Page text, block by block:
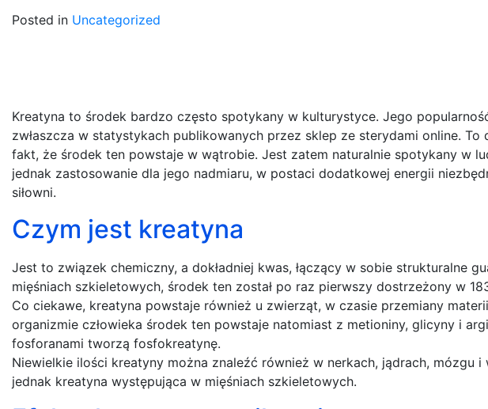
Posted in Uncategorized
Kreatyna to środek bardzo często spotykany w kulturystyce. Jego
zwłaszcza w statystykach publikowanych przez sklep ze sterydami online.
fakt, że środek ten powstaje w wątrobie. Jest zatem naturalnie spotykany w
jednak zastosowanie dla jego nadmiaru, w postaci dodatkowej energii
siłowni.
Czym jest kreatyna
Jest to związek chemiczny, a dokładniej kwas, łączący w sobie strukturalne
mięśniach szkieletowych, środek ten został po raz pierwszy dostrzeżony w
Co ciekawe, kreatyna powstaje również u zwierząt, w czasie przemiany
organizmie człowieka środek ten powstaje natomiast z metioniny, glicyny i
fosforanami tworzą fosfokreatynę.
Niewielkie ilości kreatyny można znaleźć również w nerkach, jądrach, mózgu
jednak kreatyna występująca w mięśniach szkieletowych.